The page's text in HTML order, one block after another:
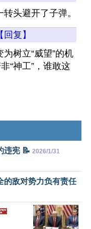
头避开了子弹。
【回复】
树立“威望”的机
“神工”，谁敢这
违宪 📝 2026/1/31
的敌对势力负有责任